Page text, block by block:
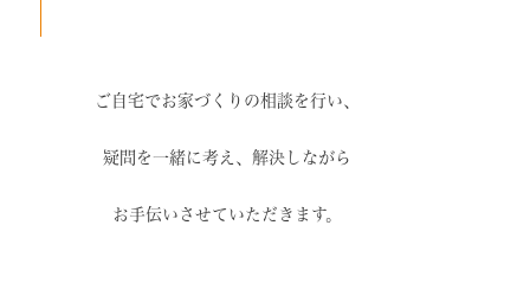
ご自宅でお家づくりの相談を行い、
疑問を一緒に考え、解決しながら
お手伝いさせていただきます。